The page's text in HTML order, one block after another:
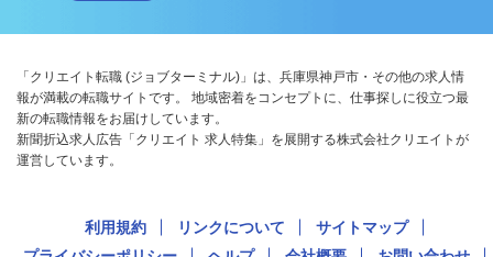
「クリエイト転職 (ジョブターミナル)」は、兵庫県神戸市・その他の求人情
報が満載の転職サイトです。 地域密着をコンセプトに、仕事探しに役立つ最
新の転職情報をお届けしています。
新聞折込求人広告「クリエイト 求人特集」を展開する株式会社クリエイトが
運営しています。
利用規約 リンクについて
サイトマップ